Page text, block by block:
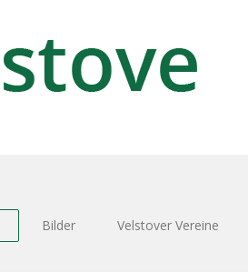
Bilder Velstover Vereine